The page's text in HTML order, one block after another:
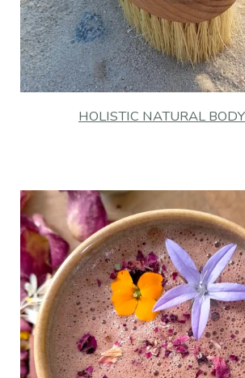
HOLISTIC NATURAL